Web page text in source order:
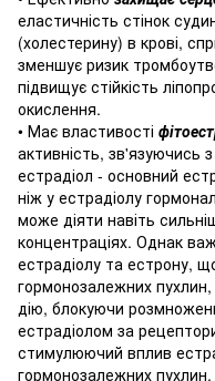
еластичність стінок
(холестерину) в крові,
зменшує ризик
підвищує стійкість
окислення.
• Має властивості
активність, зв'язуючись
естрадіол - основний
ніж у естрадіолу
може діяти навіть
концентраціях. Однак
естрадіолу та естрону,
гормонозалежних
дію, блокуючи
естрадіолом за
стимулюючий вплив
гормонозалежних пухлин.